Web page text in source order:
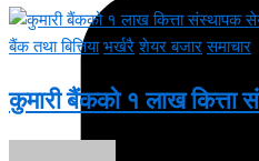
बैंक तथा बित्तिया भर्खरै शेयर बजार समाचार
कुमारी बैंकको १ लाख कित्ता